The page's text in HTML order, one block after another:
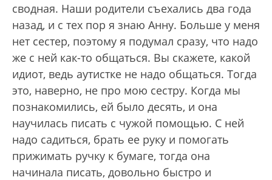
сводная. Наши родители съехались два года
назад, и с тех пор я знаю Анну. Больше у меня
нет сестер, поэтому я подумал сразу, что надо
же с ней как-то общаться. Вы скажете, какой
идиот, ведь аутистке не надо общаться. Тогда
это, наверно, не про мою сестру. Когда мы
познакомились, ей было десять, и она
научилась писать с чужой помощью. С ней
надо садиться, брать ее руку и помогать
прижимать ручку к бумаге, тогда она
начинала писать, довольно быстро и